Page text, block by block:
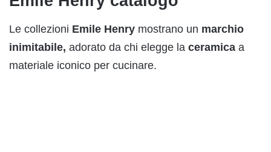
Le collezioni Emile Henry mostrano un marchio
inimitabile, adorato da chi elegge la ceramica a
materiale iconico per cucinare.